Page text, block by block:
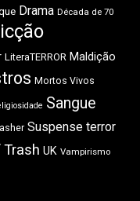
Drama Década de 70
LiteraTERROR Maldição
Mortos Vivos
Sangue
Suspense terror
Trash UK Vampirismo